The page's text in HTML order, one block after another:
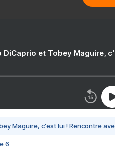
DiCaprio et Tobey Maguire,
Maguire, c'est lui ! Rencontre
6